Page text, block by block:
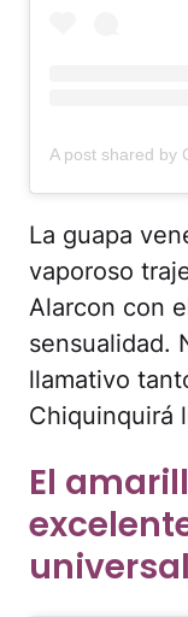
La guapa
vaporoso
Alarcon con
sensualidad.
llamativo
Chiquinquirá
El